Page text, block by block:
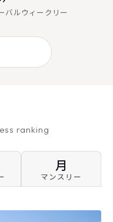
バルウィークリー
ranking
月
マンスリー